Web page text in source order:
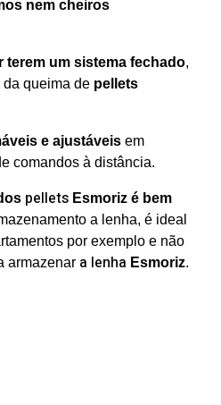
nem cheiros
terem um sistema fechado,
queima de pellets
e ajustáveis em
comandos à distância.
pellets Esmoriz é bem
a lenha, é ideal
por exemplo e não
armazenar a lenha Esmoriz.